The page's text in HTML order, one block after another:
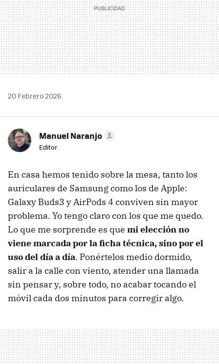
20 Febrero 2026
Manuel Naranjo
Editor
En casa hemos tenido sobre la mesa, tanto los
auriculares de Samsung como los de Apple:
Galaxy Buds3 y AirPods 4 conviven sin mayor
problema. Yo tengo claro con los que me quedo.
Lo que me sorprende es que mielección no
viene marcada por la ficha técnica, sino por el
uso del día a día. Ponértelos medio dormido,
salir a la calle con viento, atender una llamada
sin pensar y, sobre todo, no acabar tocando el
móvil cada dos minutos para corregir algo.